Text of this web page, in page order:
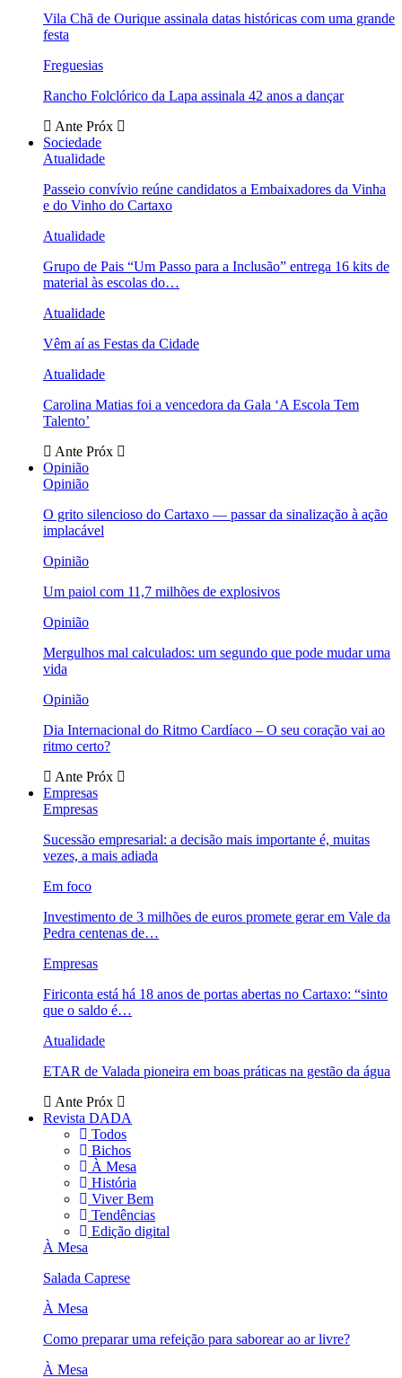
Vila Chã de Ourique assinala datas históricas com uma grande
festa
Freguesias
Rancho Folclórico da Lapa assinala 42 anos a dançar
Ante Próx
Sociedade
Atualidade
Passeio convívio reúne candidatos a Embaixadores da Vinha
e do Vinho do Cartaxo
Atualidade
Grupo de Pais “Um Passo para a Inclusão” entrega 16 kits de
material às escolas do…
Atualidade
Vêm aí as Festas da Cidade
Atualidade
Carolina Matias foi a vencedora da Gala ‘A Escola Tem
Talento’
Ante Próx
Opinião
Opinião
O grito silencioso do Cartaxo — passar da sinalização à ação
implacável
Opinião
Um paiol com 11,7 milhões de explosivos
Opinião
Mergulhos mal calculados: um segundo que pode mudar uma
vida
Opinião
Dia Internacional do Ritmo Cardíaco – O seu coração vai ao
ritmo certo?
Ante Próx
Empresas
Empresas
Sucessão empresarial: a decisão mais importante é, muitas
vezes, a mais adiada
Em foco
Investimento de 3 milhões de euros promete gerar em Vale da
Pedra centenas de…
Empresas
Firiconta está há 18 anos de portas abertas no Cartaxo: “sinto
que o saldo é…
Atualidade
ETAR de Valada pioneira em boas práticas na gestão da água
Ante Próx
Revista DADA
Todos
Bichos
À Mesa
História
Viver Bem
Tendências
Edição digital
À Mesa
Salada Caprese
À Mesa
Como preparar uma refeição para saborear ao ar livre?
À Mesa